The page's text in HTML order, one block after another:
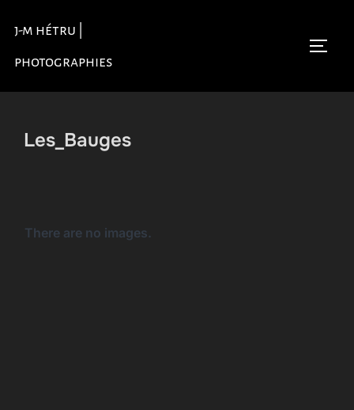
contenu
j-m hétru |
photographies
Les_Bauges
There are no images.